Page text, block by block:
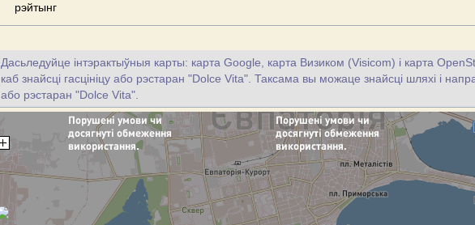
рэйтынг
Дасьледуйце інтэрактыўныя карты: карта Google, карта Визиком (Visicom) і карта
каб знайсці гасцініцу або рэстаран "Dolce Vita". Таксама вы можаце знайсці шляхі і
або рэстаран "Dolce Vita".